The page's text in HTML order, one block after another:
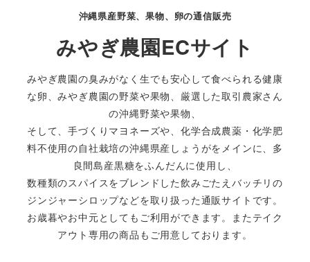
沖縄県産野菜、果物、卵の通信販売
みやぎ農園ECサイト
みやぎ農園の臭みがなく生でも安心して食べられる健康
な卵、みやぎ農園の野菜や果物、厳選した取引農家さん
の沖縄野菜や果物、
そして、手づくりマヨネーズや、化学合成農薬・化学肥
料不使用の自社栽培の沖縄県産しょうがをメインに、多
良間島産黒糖をふんだんに使用し、
数種類のスパイスをブレンドした飲みごたえバッチリの
ジンジャーシロップなどを取り扱った通販サイトです。
お歳暮やお中元としてもご利用ができます。またテイク
アウト専用の商品もご用意しております。